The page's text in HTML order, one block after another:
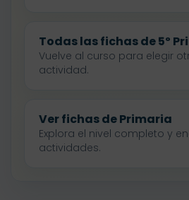
Todas las fichas de 5º
Vuelve al curso para elegir
actividad.
Ver fichas de Primaria
Explora el nivel completo y
actividades.